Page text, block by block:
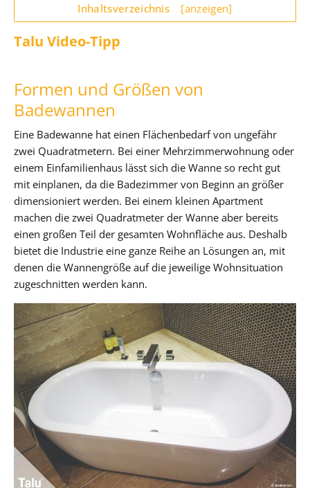
Inhaltsverzeichnis [anzeigen]
Talu Video-Tipp
Formen und Größen von
Badewannen
Eine Badewanne hat einen Flächenbedarf von ungefähr
zwei Quadratmetern. Bei einer Mehrzimmerwohnung oder
einem Einfamilienhaus lässt sich die Wanne so recht gut
mit einplanen, da die Badezimmer von Beginn an größer
dimensioniert werden. Bei einem kleinen Apartment
machen die zwei Quadratmeter der Wanne aber bereits
einen großen Teil der gesamten Wohnfläche aus. Deshalb
bietet die Industrie eine ganze Reihe an Lösungen an, mit
denen die Wannengröße auf die jeweilige Wohnsituation
zugeschnitten werden kann.